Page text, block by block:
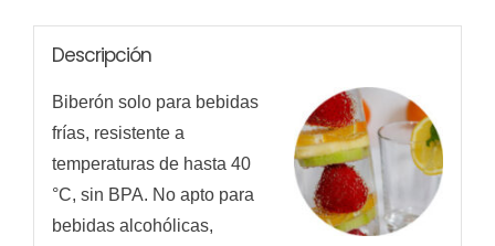
Descripción
Biberón solo para bebidas
frías, resistente a
temperaturas de hasta 40
°C, sin BPA. No apto para
bebidas alcohólicas,